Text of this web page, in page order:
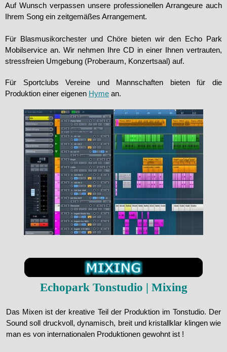
Auf Wunsch verpassen unsere professionellen Arrangeure auch
Ihrem Song ein zeitgemäßes Arrangement.
Für Blasmusikorchester und Chöre bieten wir den Echo Park
Mobilservice an. Wir nehmen Ihre CD in einer Ihnen vertrauten,
stressfreien Umgebung (Proberaum, Konzertsaal) auf.
Für Sportclubs Vereine und Mannschaften bieten für die
Produktion einer eigenen Hyme an.
Echopark Tonstudio | Mixing
Das Mixen ist der kreative Teil der Produktion im Tonstudio. Der
Sound soll druckvoll, dynamisch, breit und kristallklar klingen wie
man es von internationalen Produktionen gewohnt ist !